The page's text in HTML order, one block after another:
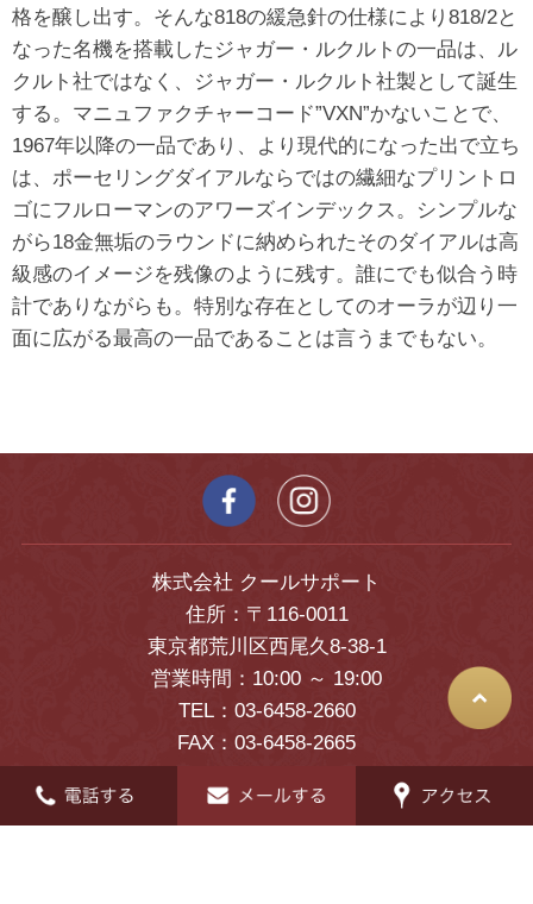
格を醸し出す。そんな818の緩急針の仕様により818/2と
なった名機を搭載したジャガー・ルクルトの一品は、ル
クルト社ではなく、ジャガー・ルクルト社製として誕生
する。マニュファクチャーコード”VXN”かないことで、
1967年以降の一品であり、より現代的になった出で立ち
は、ポーセリングダイアルならではの繊細なプリントロ
ゴにフルローマンのアワーズインデックス。シンプルな
がら18金無垢のラウンドに納められたそのダイアルは高
級感のイメージを残像のように残す。誰にでも似合う時
計でありながらも。特別な存在としてのオーラが辺り一
面に広がる最高の一品であることは言うまでもない。
株式会社 クールサポート
住所：〒116-0011
東京都荒川区西尾久8-38-1
営業時間：10:00 ～ 19:00
TEL：03-6458-2660
FAX：03-6458-2665
© 2026 クールオークション All Rights Reserved.